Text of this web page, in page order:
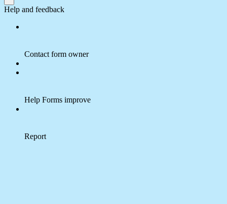
Help and feedback
Contact form owner
Help Forms improve
Report